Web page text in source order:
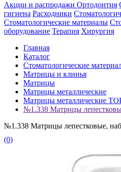
Акции и распродажи Ортодонтия
гигиена Расходники
Стоматологические материалы
оборудование Терапия Хирургия
Главная
Каталог
Стоматологические
Матрицы и клинья
Матрицы
Матрицы металлические
Матрицы металлические
№1.338 Матрицы
№1.338 Матрицы лепестковые,
(0)